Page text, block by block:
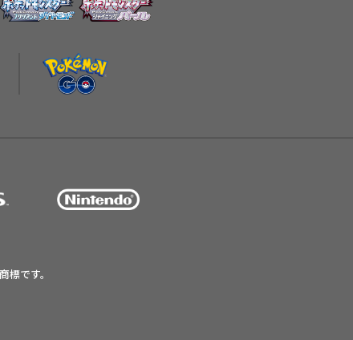
です。